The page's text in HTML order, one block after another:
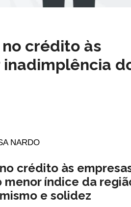
no crédito às
NARDO
crédito às
menor índice da
e solidez